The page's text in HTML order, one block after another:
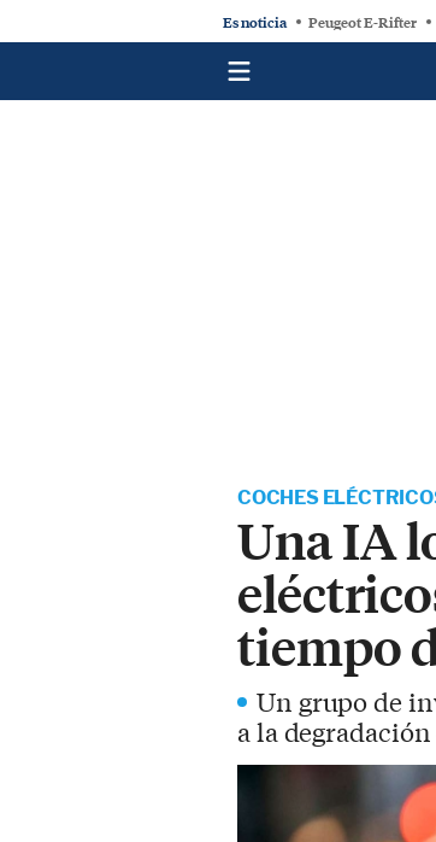
Es noticia Peugeot E-Rifter
COCHES
Una IA
tiempo
Un grupo de
a la